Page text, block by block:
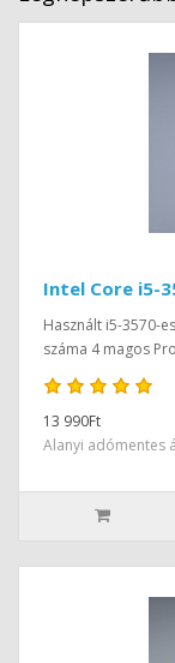
Intel Core i5-
Használt i5-3570-
száma 4 magos
13 990Ft
Alanyi adómentes